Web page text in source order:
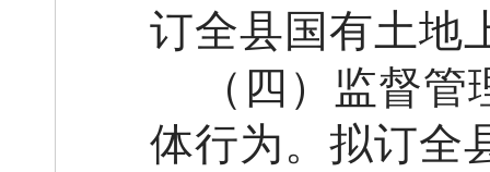
订全县国有土地
（ 四 ） 监督管
体行为。 拟订全